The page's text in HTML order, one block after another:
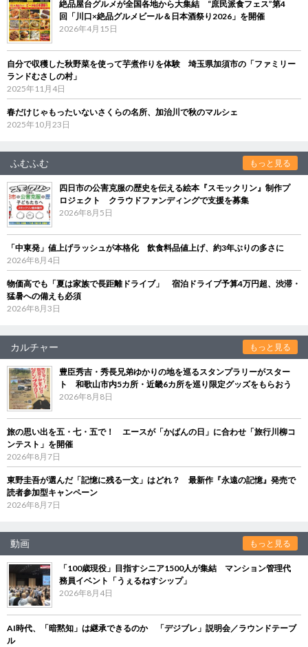
絶品屋台グルメが全国各地から大集結 “庶民派食フェス”第4
回「川口×絶品グルメビール＆日本酒祭り2026」を開催
2026年4月15日
自分で収穫した秋野菜を使って芋煮作りを体験 埼玉県加須市の「ファミリー
ランドむさしの村」
2025年11月4日
春だけじゃもったいないさくらの名所、加治川で秋のマルシェ
2025年10月23日
ふむふむ もっと見る
四日市の公害克服の歴史を伝える絵本『スモックリン』制作プ
ロジェクト クラウドファンディングで支援を募集
2026年8月5日
「中東発」値上げラッシュが本格化 飲食料品値上げ、約3年ぶりの多さに
2026年8月4日
物価高でも「夏は家族で長距離ドライブ」 宿泊ドライブ予算4万円超、渋滞・
猛暑への備えも必須
2026年8月3日
カルチャー もっと見る
豊臣秀吉・秀長兄弟ゆかりの地を巡るスタンプラリーがスター
ト 和歌山市内5カ所・近畿6カ所を巡り限定グッズをもらおう
2026年8月8日
旅の思い出を五・七・五で！ エースが「かばんの日」に合わせ「旅行川柳コ
ンテスト」を開催
2026年8月7日
東野圭吾が選んだ「記憶に残る一文」はどれ？ 最新作『永遠の記憶』発売で
読者参加型キャンペーン
2026年8月7日
動画 もっと見る
「100歳現役」目指すシニア1500人が集結 マンション管理代
務員イベント「うぇるねすシップ」
2026年8月4日
AI時代、「暗黙知」は継承できるのか 「デジブレ」説明会／ラウンドテーブ
ル